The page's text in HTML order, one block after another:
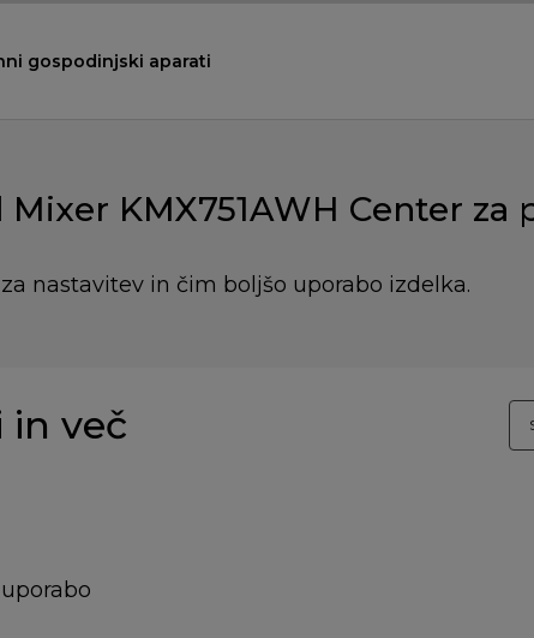
gospodinjski aparati
KMX751AWH Center za
nastavitev in čim boljšo uporabo izdelka.
in več